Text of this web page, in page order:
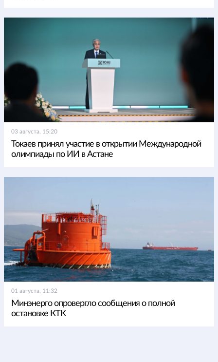
03 августа, 15:20
Токаев принял участие в открытии Международной
олимпиады по ИИ в Астане
01 августа, 11:32
Минэнерго опровергло сообщения о полной
остановке КТК